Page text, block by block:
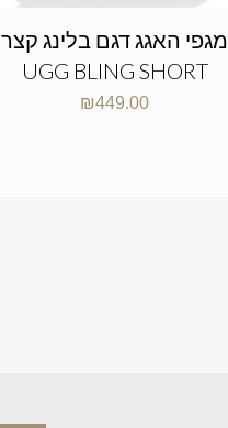
מגפי האגג דגם בלינג קצר
UGG BLING SHORT
₪449.00